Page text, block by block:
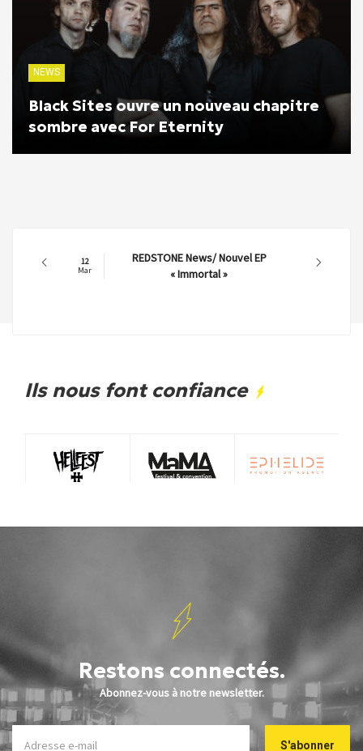
NEWS
Black Sites ouvre un nouveau chapitre
sombre avec For Eternity
12
Mar
REDSTONE News/ Nouvel EP
« Immortal »
Ils nous font confiance
Restons connectés.
Abonnez-vous à notre newsletter.